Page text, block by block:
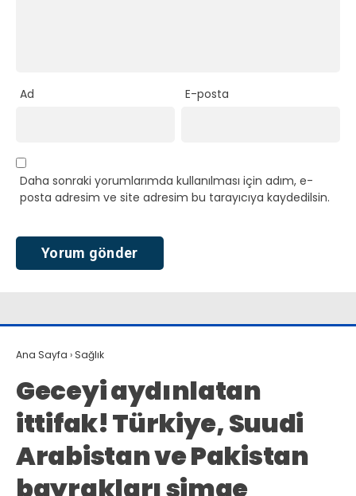
Ad E-posta
Daha sonraki yorumlarımda kullanılması için adım, e-
posta adresim ve site adresim bu tarayıcıya kaydedilsin.
Ana Sayfa › Sağlık
Geceyi aydınlatan
ittifak! Türkiye, Suudi
Arabistan ve Pakistan
bayrakları simge